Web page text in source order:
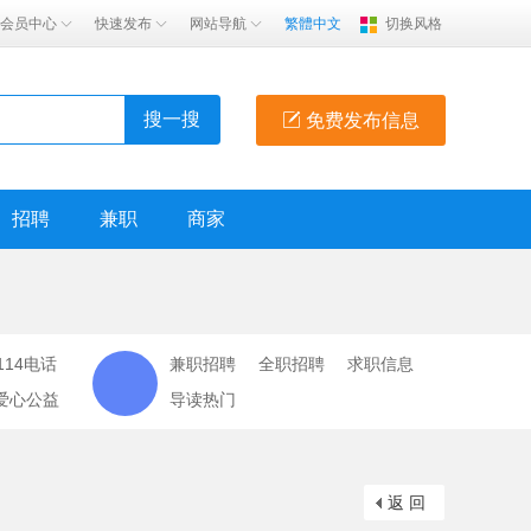
会员中心 快速发布 网站导航 繁體中文 切换风格
免费发布信息
搜一搜
招聘 兼职 商家
电话
心公益
兼职招聘 全职招聘
求职信息
导读热门
返 回